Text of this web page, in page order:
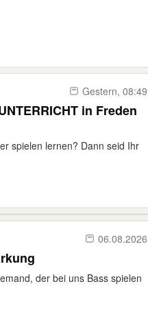
Gestern, 08:49
in Freden
spielen lernen? Dann seid Ihr
06.08.2026
der bei uns Bass spielen